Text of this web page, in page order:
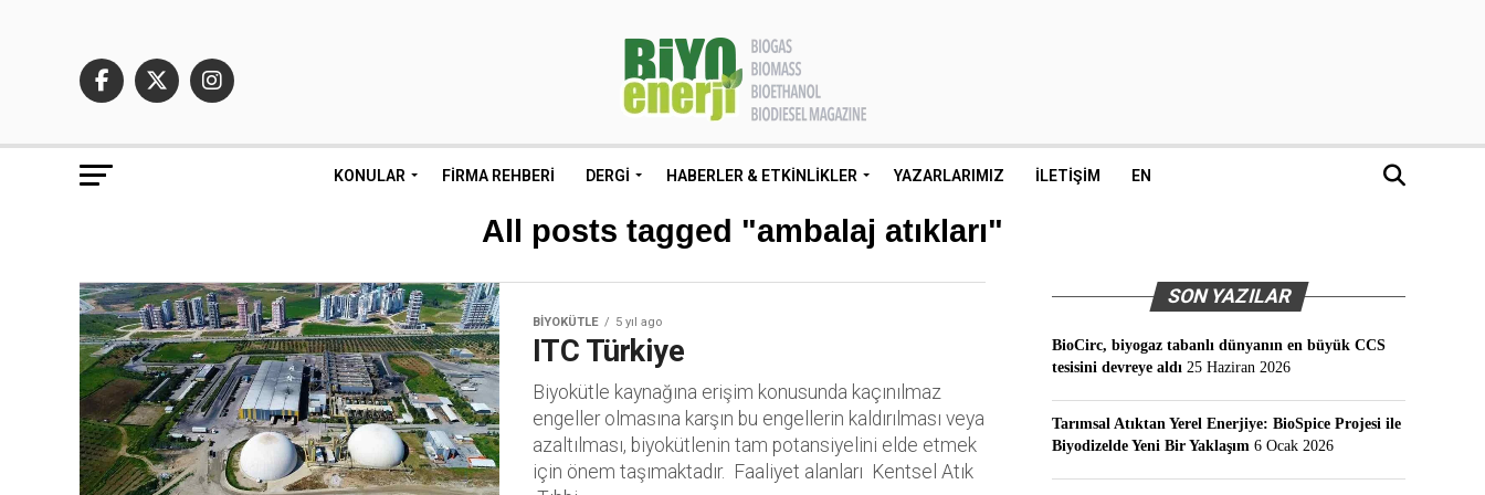
KONULAR FIRMA REHBERI DERGI HABERLER & ETKINLIKLER YAZARLARIMIZ İLETIŞIM EN
All posts tagged "ambalaj atıkları"
BIYOKÜTLE 5 yıl ago
ITC Türkiye
Biyokütle kaynağına erişim konusunda kaçınılmaz
engeller olmasına karşın bu engellerin kaldırılması veya
azaltılması, biyokütlenin tam potansiyelini elde etmek
için önem taşımaktadır. Faaliyet alanları Kentsel Atık
SON YAZILAR
BioCirc, biyogaz tabanlı dünyanın en büyük CCS
tesisini devreye aldı 25 Haziran 2026
Tarımsal Atıktan Yerel Enerjiye: BioSpice Projesi ile
Biyodizelde Yeni Bir Yaklaşım 6 Ocak 2026